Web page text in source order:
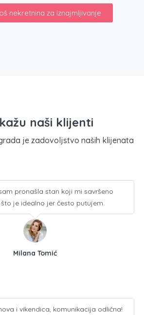
nekretnina za iznajmljivanje
naši klijenti
je zadovoljstvo naših klijenata
pronašla stan koji mi savršeno
je idealno jer često putujem.
Milana Tomić
i vikendica, komunikacija odlična!